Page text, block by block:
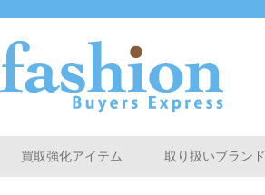
買取強化アイテム 取り扱いブランド